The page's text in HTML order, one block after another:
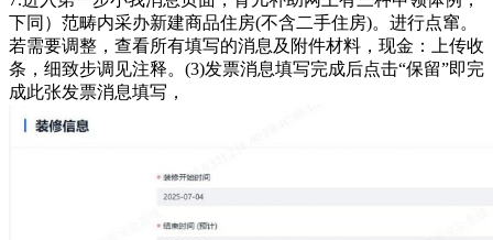
下同）范畴内采办新建商品住房(不含二手住房)。进行点窜。
若需要调整，查看所有填写的消息及附件材料，现金：上传收
条，细致步调见注释。(3)发票消息填写完成后点击“保留”即完
成此张发票消息填写，